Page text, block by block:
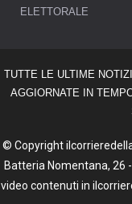
ELETTORALE
TUTTE LE ULTIME
AGGIORNATE IN
© Copyright
Batteria Nomentana, 26
video contenuti in